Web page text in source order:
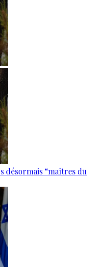
désormais “maîtres du